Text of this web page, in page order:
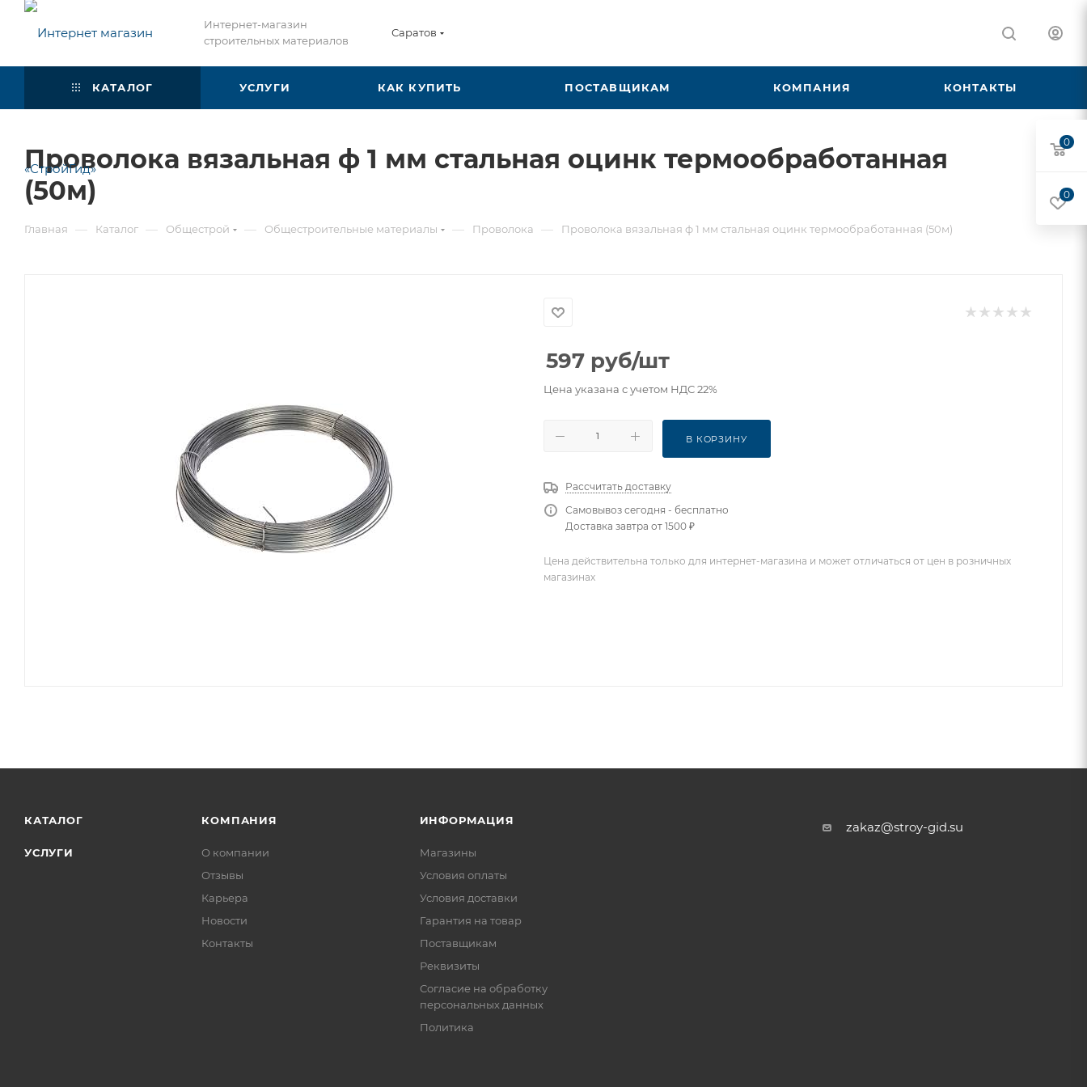
Интернет-магазин
строительных материалов
Саратов
КАТАЛОГ УСЛУГИ КАК КУПИТЬ ПОСТАВЩИКАМ КОМПАНИЯ КОНТАКТЫ
Проволока вязальная ф 1 мм стальная оцинк термообработанная
(50м)
Главная — Каталог — Общестрой — Общестроительные материалы — Проволока — Проволока вязальная ф 1 мм стальная оцинк термообработанная (50м)
597 руб/шт
Цена указана с учетом НДС 22%
В КОРЗИНУ
Рассчитать доставку
Самовывоз сегодня - бесплатно
Доставка завтра от 1500 ₽
Цена действительна только для интернет-магазина и может отличаться от цен в розничных
магазинах
КАТАЛОГ
УСЛУГИ
КОМПАНИЯ
О компании
Отзывы
Карьера
Новости
Контакты
ИНФОРМАЦИЯ
Магазины
Условия оплаты
Условия доставки
Гарантия на товар
Поставщикам
Реквизиты
Согласие на обработку
персональных данных
Политика
zakaz@stroy-gid.su
0
0